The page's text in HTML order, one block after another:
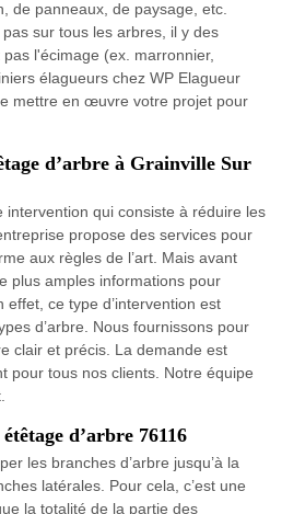
de panneaux, de paysage, etc.
sur tous les arbres, il y des
l'écimage (ex. marronnier,
élagueurs chez WP Elagueur
mettre en œuvre votre projet pour
d’arbre à Grainville Sur
intervention qui consiste à réduire les
propose des services pour
aux règles de l’art. Mais avant
plus amples informations pour
effet, ce type d’intervention est
d’arbre. Nous fournissons pour
clair et précis. La demande est
pour tous nos clients. Notre équipe
d’arbre 76116
les branches d’arbre jusqu’à la
latérales. Pour cela, c’est une
la totalité de la partie des